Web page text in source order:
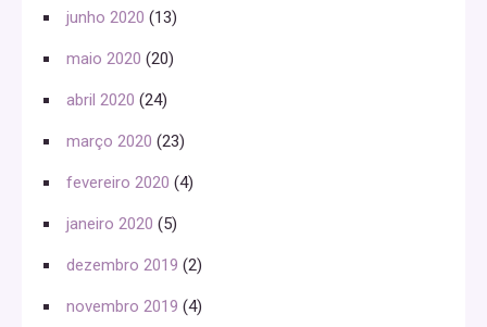
junho 2020 (13)
maio 2020 (20)
abril 2020 (24)
março 2020 (23)
fevereiro 2020 (4)
janeiro 2020 (5)
dezembro 2019 (2)
novembro 2019 (4)